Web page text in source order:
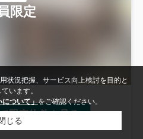
限定
限定物件を見る
状況把握、サービス向上検討を目的と
います。
ついて」をご確認ください。
じる